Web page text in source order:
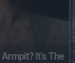
It's The